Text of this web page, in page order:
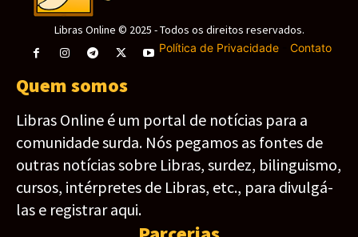
Libras Online © 2025 - Todos os direitos reservados.
Política de Privacidade- Contato
Quem somos
Libras Online é um portal de notícias para a
comunidade surda. Nós pegamos as fontes de
outras notícias sobre Libras, surdez, bilinguismo,
cursos, intérpretes de Libras, etc., para divulgá-
las e registrar aqui.